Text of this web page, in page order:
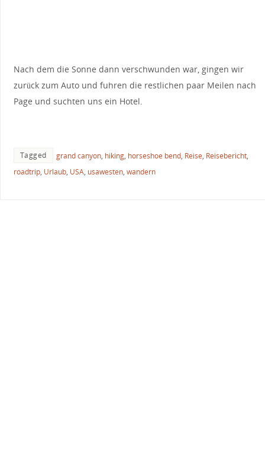
Nach dem die Sonne dann verschwunden war, gingen wir
zurück zum Auto und fuhren die restlichen paar Meilen nach
Page und suchten uns ein Hotel.
Tagged grand canyon, hiking, horseshoe bend, Reise, Reisebericht,
roadtrip, Urlaub, USA, usawesten, wandern